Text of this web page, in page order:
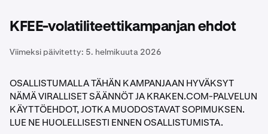
KFEE-volatiliteettikampanjan ehdot
Viimeksi päivitetty: 5. helmikuuta 2026
OSALLISTUMALLA TÄHÄN KAMPANJAAN HYVÄKSYT
NÄMÄ VIRALLISET SÄÄNNÖT JA KRAKEN.COM-PALVELUN
KÄYTTÖEHDOT, JOTKA MUODOSTAVAT SOPIMUKSEN.
LUE NE HUOLELLISESTI ENNEN OSALLISTUMISTA.